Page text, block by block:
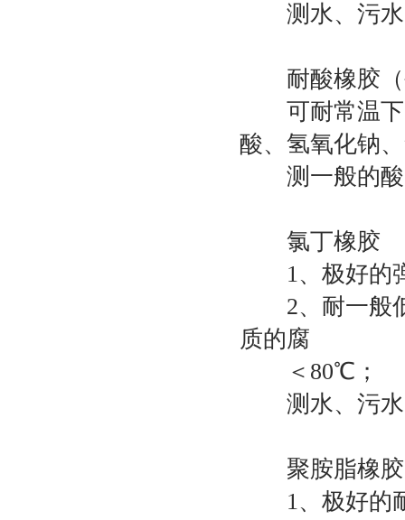
测水、污水
耐酸橡胶（
可耐常温下
酸、氢氧化钠
测一般的酸
氯丁橡胶
1、极好的弹
2、耐一般低
质的腐
＜80℃；
测水、污水
聚胺脂橡胶
1、极好的